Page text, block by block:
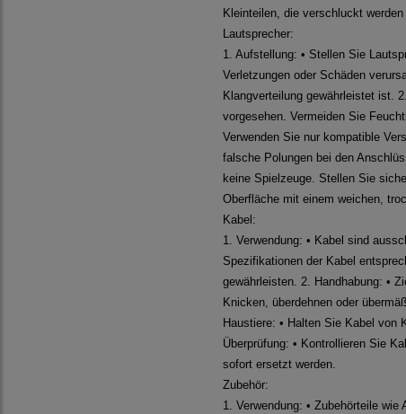
Kleinteilen, die verschluckt
Lautsprecher:
1. Aufstellung: • Stellen Sie
Verletzungen oder Schäden
Klangverteilung gewährleistet ist.
vorgesehen. Vermeiden Sie
Verwenden Sie nur kompatible
falsche Polungen bei den
keine Spielzeuge. Stellen Sie
Oberfläche mit einem weichen,
Kabel:
1. Verwendung: • Kabel sind
Spezifikationen der Kabel
gewährleisten. 2. Handhabung: •
Knicken, überdehnen oder
Haustiere: • Halten Sie Kabel von
Überprüfung: • Kontrollieren Sie
sofort ersetzt werden.
Zubehör:
1. Verwendung: • Zubehörteile